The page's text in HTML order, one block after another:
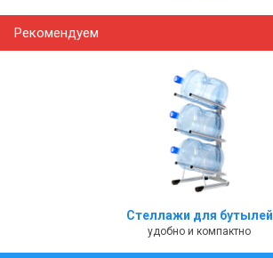
Рекомендуем
Стеллажи для бутылей
удобно и компактно